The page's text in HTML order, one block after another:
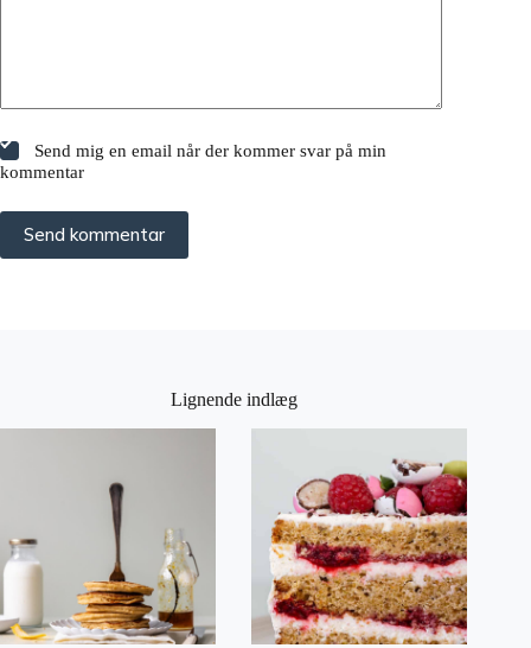
Send mig en email når der kommer svar på min
kommentar
Send kommentar
Lignende indlæg